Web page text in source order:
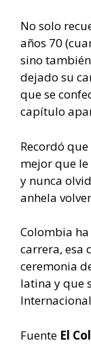
No solo
años 70
sino
dejado su
que se
capítulo
Recordó
mejor que
y nunca
anhela
Colombia
carrera, esa
ceremonia
latina y que
Fuente El